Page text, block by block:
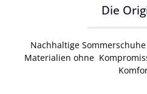
Die
Nachhaltige
Materialien ohne